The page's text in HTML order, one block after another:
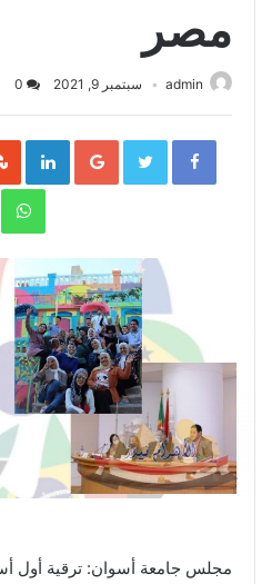
مصر
admin سبتمبر 9, 2021
Facebook
Twitter
Google+
مجلس جامعة أسوان: ترقية أول